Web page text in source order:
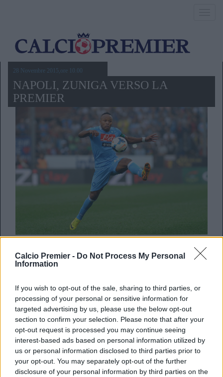
Calcio Premier - Do Not Process My Personal
Information
If you wish to opt-out of the sale, sharing to third parties, or
processing of your personal or sensitive information for
targeted advertising by us, please use the below opt-out
section to confirm your selection. Please note that after your
opt-out request is processed you may continue seeing
interest-based ads based on personal information utilized by
us or personal information disclosed to third parties prior to
your opt-out. You may separately opt-out of the further
disclosure of your personal information by third parties on the
28 Novembre 2015,ore 10.00
NAPOLI, ZUNIGA VERSO LA
PREMIER
Secondo l’esperto di mercato Gianluca Di Marzio, il
Bournemouthstarebbe monitorando la situazione di
della rosa di
Maurizio Sarri
e obiettivo di mercato di
mezza Serie A. Oltre al terzino 30enne, la squadra inglese
è sulle tracce diDe Guzman.
REDAZIONE
Twitter @Calciopremier